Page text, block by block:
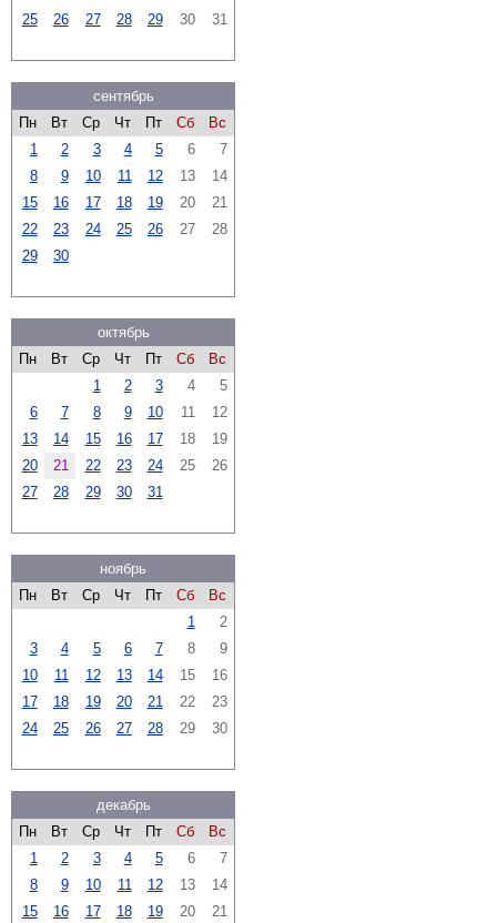
25
26 27 28 29 30 31
сентябрь
Пн
Вт Ср Чт Пт Сб
Вс
1
2 3 4 5 6
7
8
9 10 11 12 13
14
15
16 17 18 19 20
21
22
23 24 25 26 27
28
29
30
октябрь
Пн
Вт Ср Чт Пт Сб
Вс
1
2 3 4
5
6
7 8 9 10 11
12
13
14 15 16 17 18
19
20
21 22 23 24 25
26
27
28 29 30 31
ноябрь
Пн
Вт Ср Чт Пт Сб
Вс
1
2
3
4 5 6 7 8
9
10
11 12 13 14 15
16
17
18 19 20 21 22
23
24
25 26 27 28 29 30
декабрь
Пн
Вт Ср Чт Пт Сб
Вс
1
2 3 4 5 6
7
8
9 10 11 12 13
14
15
16 17 18 19 20
21